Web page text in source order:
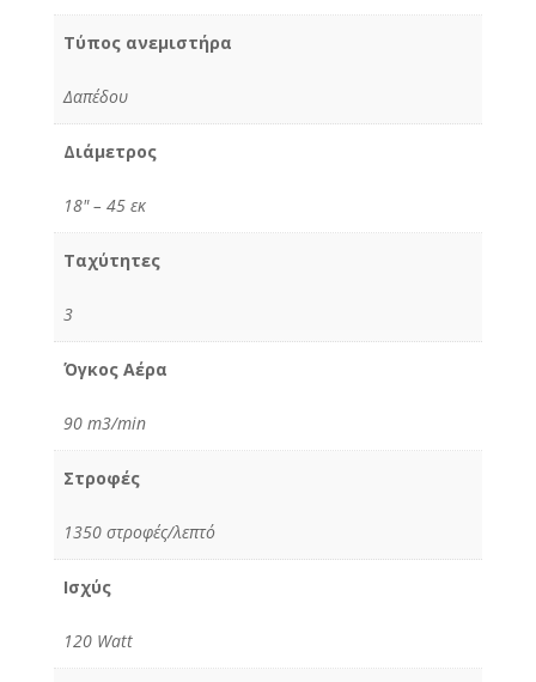
Τύπος ανεμιστήρα
Δαπέδου
Διάμετρος
18" – 45 εκ
Ταχύτητες
3
Όγκος Αέρα
90 m3/min
Στροφές
1350 στροφές/λεπτό
Ισχύς
120 Watt